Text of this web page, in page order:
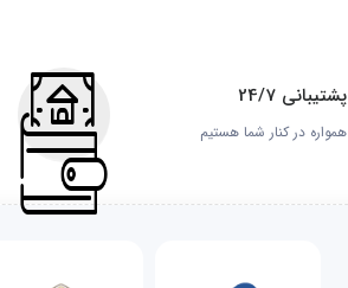
پشتیبانی 24/7
همواره در کنار شما هستیم